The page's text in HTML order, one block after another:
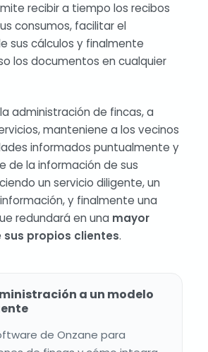
recibir a tiempo los recibos
consumos, facilitar el
sus cálculos y finalmente
los documentos en cualquier
administración de fincas, a
manteniene a los vecinos
informados puntualmente y
de la información de sus
un servicio diligente, un
y finalmente una
redundará en una mayor
propios clientes.
a un modelo
de Onzane para